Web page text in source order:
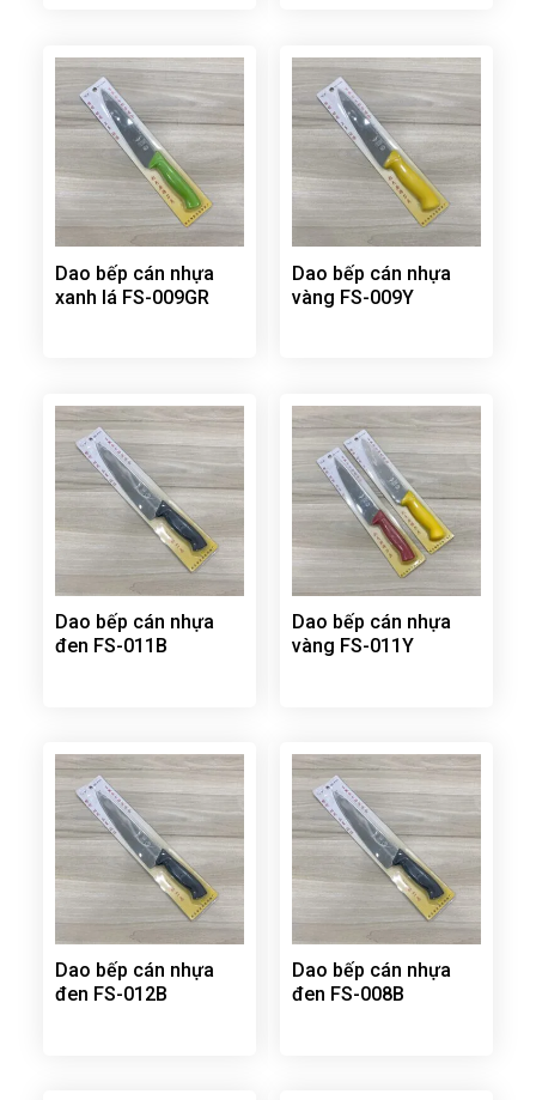
Dao bếp cán nhựa
xanh lá FS-009GR
Dao bếp cán nhựa
vàng FS-009Y
Dao bếp cán nhựa
đen FS-011B
Dao bếp cán nhựa
vàng FS-011Y
Dao bếp cán nhựa
đen FS-012B
Dao bếp cán nhựa
đen FS-008B